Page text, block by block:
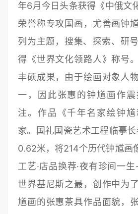
年6月今日头条获得《中俄文
荣誉称专攻国画，尤善画钟
列为主题，搜集、探索、研
得《世界文化领路人》称号
丰硕成果，由于绘画对象人
一，因此张惠的钟馗画作
注。作品《千年名家绘钟
家。国礼国瓷艺术工程临摹
0.62米，将214个历代钟馗画
工艺·店品换荐·夜有珍间一
世界基尼斯之最，创作中为
馗画的张惠茶具作品面貌，